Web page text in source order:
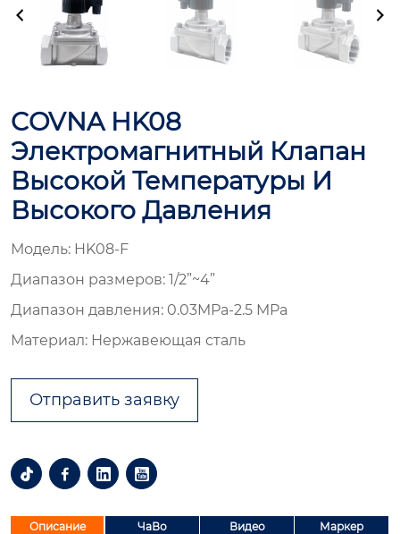
COVNA HK08
Электромагнитный Клапан
Высокой Температуры И
Высокого Давления
Модель: HK08-F
Диапазон размеров: 1/2”~4”
Диапазон давления: 0.03MPa-2.5 MPa
Материал: Нержавеющая сталь
Отправить заявку
   
Описание ЧаВо Видео Маркер